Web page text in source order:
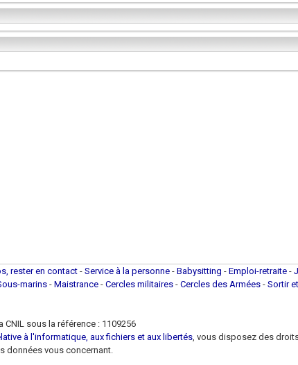
rester en contact- Service à la personne - Babysitting - Emploi-retraite -
marins - Maistrance - Cercles militaires - Cercles des Armées - Sortir
sous la référence : 1109256
à l'informatique, aux fichiers et aux libertés, vous disposez des
données vous concernant.